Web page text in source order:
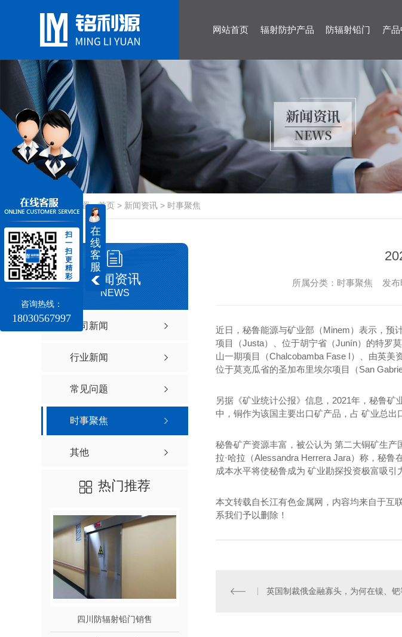
网站首页 辐射防护产品 防辐射铅门 产
当前位置：首页 > 新闻资讯 > 时事聚焦
新闻资讯
NEWS
公司新闻
行业新闻
常见问题
时事聚焦
其他
热门推荐
四川防辐射铅门销售
所属分类：时事聚焦 发
近日，秘鲁能源与矿业部（Minem）表示，预
项目（Justa）、位于胡宁省（Junín）的特罗
山一期项目（Chalcobamba Fase I）、由英
位于莫克瓜省的圣加布里埃尔项目（San
另据《矿业统计公报》信息，2021年，秘鲁矿
中，铜作为该国主要出口矿产品，占 矿业总出
秘鲁矿产资源丰富，被公认为 第二大铜矿生产
拉·哈拉（Alessandra Herrera Jara）称，秘
成本水平将使秘鲁成为 矿业勘探投资极富吸引
本文转载自长江有色金属网，内容均来自于互
系我们予以删除！
在
线
客
服
扫
一
扫
更
精
彩
咨询热线：
18030567997